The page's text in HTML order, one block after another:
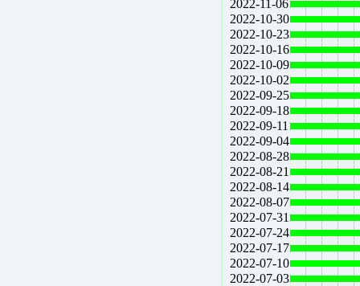
2022-11-06
2022-10-30
2022-10-23
2022-10-16
2022-10-09
2022-10-02
2022-09-25
2022-09-18
2022-09-11
2022-09-04
2022-08-28
2022-08-21
2022-08-14
2022-08-07
2022-07-31
2022-07-24
2022-07-17
2022-07-10
2022-07-03